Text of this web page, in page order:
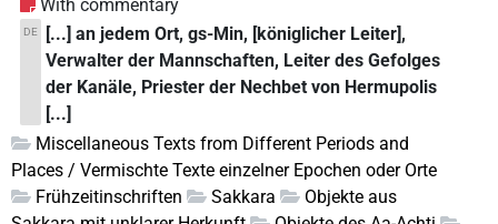
With commentary
DE
[...] an jedem Ort, gs-Min, [königlicher Leiter],
Verwalter der Mannschaften, Leiter des Gefolges
der Kanäle, Priester der Nechbet von Hermupolis
[...]
Miscellaneous Texts from Different Periods and
Places / Vermischte Texte einzelner Epochen oder Orte
Frühzeitinschriften
Sakkara
Objekte aus